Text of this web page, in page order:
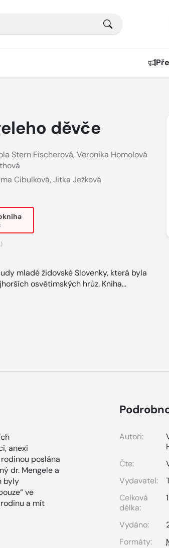
děvče
Stern Fischerová, Veronika Homolová
Cibulková, Jitka Ježková
mladé židovské Slovenky, která byla
osvětimských hrůz. Kniha...
anexi
poslána
dr. Mengele a
byly
ve
a mít
Autoři:
Čte:
Vydavatel:
Celková
délka:
Vydáno:
Formáty: